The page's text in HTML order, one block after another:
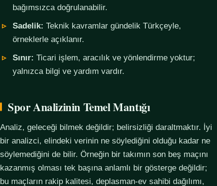
bağımsızca doğrulanabilir.
Sadelik: Teknik kavramlar gündelik Türkçeyle,
örneklerle açıklanır.
Sınır: Ticari işlem, aracılık ve yönlendirme yoktur;
yalnızca bilgi ve yardım vardır.
Spor Analizinin Temel Mantığı
Analiz, geleceği bilmek değildir; belirsizliği daraltmaktır. İyi
bir analizci, elindeki verinin ne söylediğini olduğu kadar ne
söylemediğini de bilir. Örneğin bir takımın son beş maçını
kazanmış olması tek başına anlamlı bir gösterge değildir;
bu maçların rakip kalitesi, deplasman-ev sahibi dağılımı,